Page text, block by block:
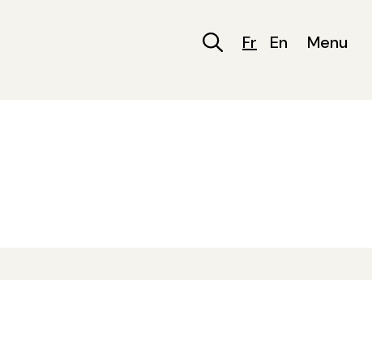
Fr En Menu